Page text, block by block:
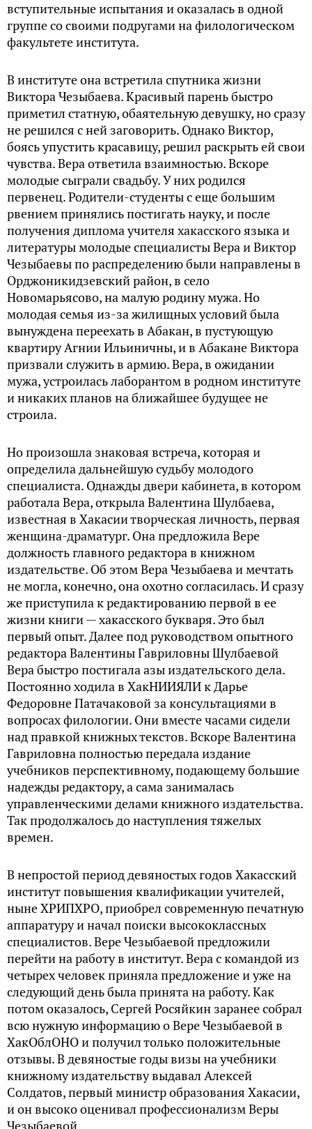
вступительные испытания и оказалась в одной
группе со своими подругами на филологическом
факультете института.
В институте она встретила спутника жизни
Виктора Чезыбаева. Красивый парень быстро
приметил статную, обаятельную девушку, но сразу
не решился с ней заговорить. Однако Виктор,
боясь упустить красавицу, решил раскрыть ей свои
чувства. Вера ответила взаимностью. Вскоре
молодые сыграли свадьбу. У них родился
первенец. Родители-студенты с еще большим
рвением принялись постигать науку, и после
получения диплома учителя хакасского языка и
литературы молодые специалисты Вера и Виктор
Чезыбаевы по распределению были направлены в
Орджоникидзевский район, в село
Новомарьясово, на малую родину мужа. Но
молодая семья из-за жилищных условий была
вынуждена переехать в Абакан, в пустующую
квартиру Агнии Ильиничны, и в Абакане Виктора
призвали служить в армию. Вера, в ожидании
мужа, устроилась лаборантом в родном институте
и никаких планов на ближайшее будущее не
строила.
Но произошла знаковая встреча, которая и
определила дальнейшую судьбу молодого
специалиста. Однажды двери кабинета, в котором
работала Вера, открыла Валентина Шулбаева,
известная в Хакасии творческая личность, первая
женщина-драматург. Она предложила Вере
должность главного редактора в книжном
издательстве. Об этом Вера Чезыбаева и мечтать
не могла, конечно, она охотно согласилась. И сразу
же приступила к редактированию первой в ее
жизни книги — хакасского букваря. Это был
первый опыт. Далее под руководством опытного
редактора Валентины Гавриловны Шулбаевой
Вера быстро постигала азы издательского дела.
Постоянно ходила в ХакНИИЯЛИ к Дарье
Федоровне Патачаковой за консультациями в
вопросах филологии. Они вместе часами сидели
над правкой книжных текстов. Вскоре Валентина
Гавриловна полностью передала издание
учебников перспективному, подающему большие
надежды редактору, а сама занималась
управленческими делами книжного издательства.
Так продолжалось до наступления тяжелых
времен.
В непростой период девяностых годов Хакасский
институт повышения квалификации учителей,
ныне ХРИПХРО, приобрел современную печатную
аппаратуру и начал поиски высококлассных
специалистов. Вере Чезыбаевой предложили
перейти на работу в институт. Вера с командой из
четырех человек приняла предложение и уже на
следующий день была принята на работу. Как
потом оказалось, Сергей Росяйкин заранее собрал
всю нужную информацию о Вере Чезыбаевой в
ХакОблОНО и получил только положительные
отзывы. В девяностые годы визы на учебники
книжному издательству выдавал Алексей
Солдатов, первый министр образования Хакасии,
и он высоко оценивал профессионализм Веры